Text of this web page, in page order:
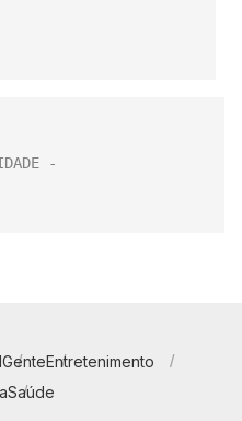
GenteEntretenimento
Saúde